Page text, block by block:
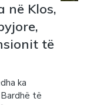
në Klos,
të
ka
të